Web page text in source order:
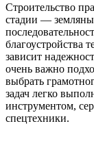
Строительство
стадии —
благоустройства
зависит
очень важно
выбрать
задач легко
инструментом,
спецтехники.